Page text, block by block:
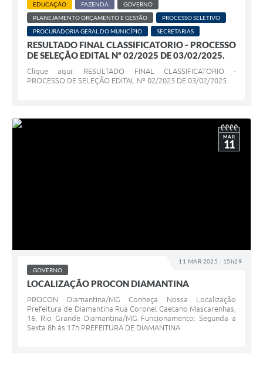
EDUCAÇÃO
FAZENDA
GOVERNO
PLANEJAMENTO ORÇAMENTO E GESTÃO
PROCESSO SELETIVO
PROCURADORIA GERAL DO MUNICÍPIO
SECRETARIAS
RESULTADO FINAL CLASSIFICATORIO - PROCESSO
DE SELEÇÃO EDITAL Nº 02/2025 DE 03/02/2025.
Clique aqui: RESULTADO FINAL CLASSIFICATORIO -
PROCESSO DE SELEÇÃO EDITAL Nº 02/2025 DE 03/02/2025.
11 MAR 2025 - 15h29
MAR
11
GOVERNO
LOCALIZAÇÃO PROCON DIAMANTINA
PROCON Diamantina/MG Conheça Nossa Localização
Prefeitura de Diamantina Rua Coronel Caetano Mascarenhas,
16, Rio Grande Diamantina/MG Funcionamento: Segunda a
Sexta 8h às 17h PREFEITURA DE DIAMANTINA